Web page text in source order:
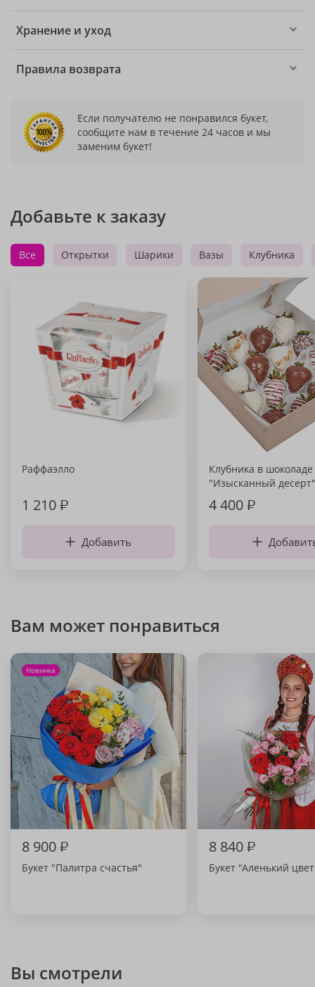
Хранение и уход
Правила возврата
Если получателю не понравился букет,
сообщите нам в течение 24 часов и мы
заменим букет!
Добавьте к заказу
Все Открытки Шарики Вазы Клубника
Раффаэлло
1 210₽
Добавить
Клубника в шоколаде
"Изысканный десерт"
4 400₽
Вам может понравиться
Новинка
8 900₽
Букет "Палитра счастья"
8 840₽
Букет "Аленький
Вы смотрели